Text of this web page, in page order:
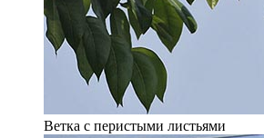
Ветка с перистыми листьями